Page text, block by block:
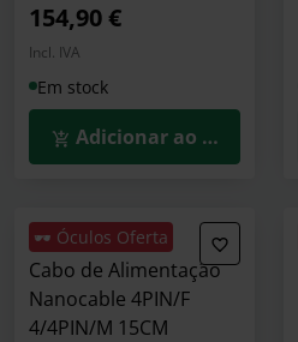
154,90 €
Incl. IVA
Em stock
Adicionar ao Carrinho
🕶️ Óculos Oferta
Cabo de Alimentação
Nanocable 4PIN/F
4/4PIN/M 15CM